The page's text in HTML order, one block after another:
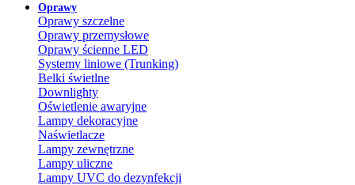
Oprawy
Oprawy szczelne
Oprawy przemysłowe
Oprawy ścienne LED
Systemy liniowe (Trunking)
Belki świetlne
Downlighty
Oświetlenie awaryjne
Lampy dekoracyjne
Naświetlacze
Lampy zewnętrzne
Lampy uliczne
Lampy UVC do dezynfekcji